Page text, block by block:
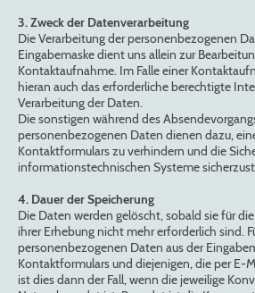
3. Zweck der Datenverarbeitung
Die Verarbeitung der personenbezogenen
Eingabemaske dient uns allein zur
Kontaktaufnahme. Im Falle einer
hieran auch das erforderliche berechtigte
Verarbeitung der Daten.
Die sonstigen während des
personenbezogenen Daten dienen dazu,
Kontaktformulars zu verhindern und die
informationstechnischen Systeme
4. Dauer der Speicherung
Die Daten werden gelöscht, sobald sie für
ihrer Erhebung nicht mehr erforderlich sind.
personenbezogenen Daten aus der
Kontaktformulars und diejenigen, die per E-
ist dies dann der Fall, wenn die jeweilige